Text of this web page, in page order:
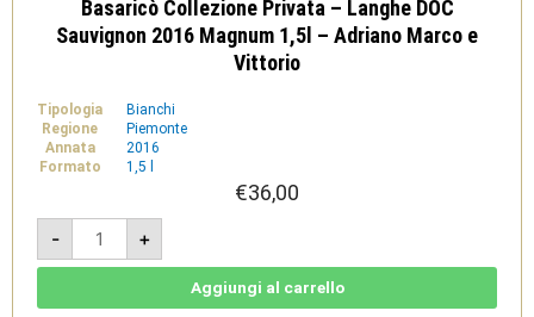
Basaricò Collezione Privata – Langhe DOC
Sauvignon 2016 Magnum 1,5l – Adriano Marco e
Vittorio
Tipologia
Bianchi
Regione
Piemonte
Annata
2016
Formato
1,5 l
€36,00
-
Basaricò
Collezione
Privata
-
+
Aggiungi al carrello